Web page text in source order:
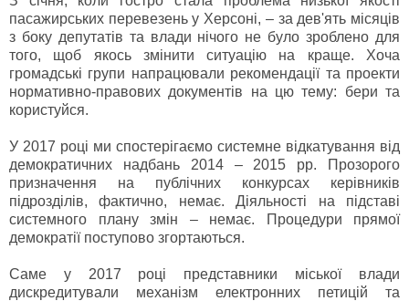
пасажирських перевезень у Херсоні, – за дев'ять місяців
з боку депутатів та влади нічого не було зроблено для
того, щоб якось змінити ситуацію на краще. Хоча
громадські групи напрацювали рекомендації та проекти
нормативно-правових документів на цю тему: бери та
користуйся.
У 2017 році ми спостерігаємо системне відкатування від
демократичних надбань 2014 – 2015 рр. Прозорого
призначення на публічних конкурсах керівників
підрозділів, фактично, немає. Діяльності на підставі
системного плану змін – немає. Процедури прямої
демократії поступово згортаються.
Саме у 2017 році представники міської влади
дискредитували механізм електронних петицій та